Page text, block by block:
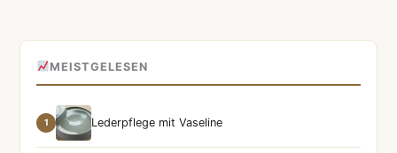
MEISTGELESEN
1 Lederpflege mit Vaseline